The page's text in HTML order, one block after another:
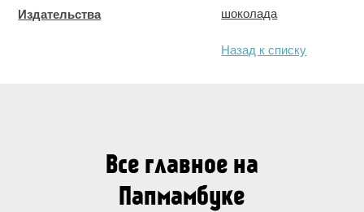
Издательства
шоколада
Назад к списку
Все главное на
Папмамбуке